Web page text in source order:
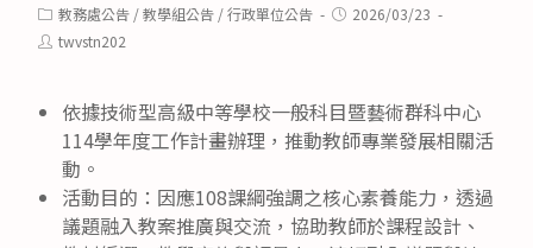
Post
category:
教務處公告 /教學組公告 /行政單位公告
Post2026/03/23
Posttwvstn202
依據技術型高級中等學校一般科目暨藝術群科中心
114學年度工作計畫辦理，推動教師專業發展相關活
動。
活動目的：因應108課綱強調之核心素養能力，透過
議題融入教案推廣與交流，協助教師於課程設計、